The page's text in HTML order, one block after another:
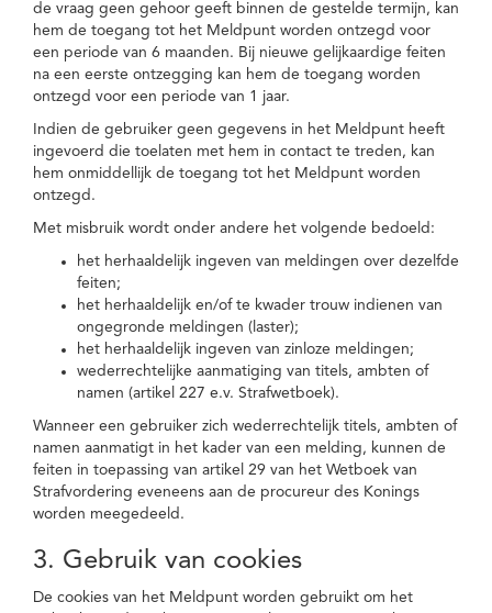
de vraag geen gehoor geeft binnen de gestelde termijn, kan
hem de toegang tot het Meldpunt worden ontzegd voor
een periode van 6 maanden. Bij nieuwe gelijkaardige feiten
na een eerste ontzegging kan hem de toegang worden
ontzegd voor een periode van 1 jaar.
Indien de gebruiker geen gegevens in het Meldpunt heeft
ingevoerd die toelaten met hem in contact te treden, kan
hem onmiddellijk de toegang tot het Meldpunt worden
ontzegd.
Met misbruik wordt onder andere het volgende bedoeld:
het herhaaldelijk ingeven van meldingen over dezelfde
feiten;
het herhaaldelijk en/of te kwader trouw indienen van
ongegronde meldingen (laster);
het herhaaldelijk ingeven van zinloze meldingen;
wederrechtelijke aanmatiging van titels, ambten of
namen (artikel 227 e.v. Strafwetboek).
Wanneer een gebruiker zich wederrechtelijk titels, ambten of
namen aanmatigt in het kader van een melding, kunnen de
feiten in toepassing van artikel 29 van het Wetboek van
Strafvordering eveneens aan de procureur des Konings
worden meegedeeld.
3. Gebruik van cookies
De cookies van het Meldpunt worden gebruikt om het